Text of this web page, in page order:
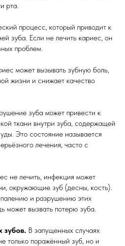
рта.
процесс, который приводит к
зуба. Если не лечить кариес, он
проблем.
может вызывать зубную боль,
жизни и снижает качество
зуба может привести к
ткани внутри зуба, содержащей
Это состояние называется
лечения, часто с
не лечить, инфекция может
окружающие зуб (десны, кость).
и разрушению этих
может вызвать потерю зуба.
зубов. В запущенных случаях
только поражённый зуб, но и